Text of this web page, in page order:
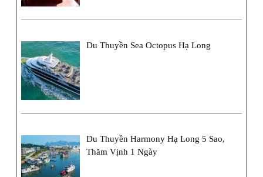
Du Thuyền Sea Octopus Hạ Long
Du Thuyền Harmony Hạ Long 5 Sao,
Thăm Vịnh 1 Ngày